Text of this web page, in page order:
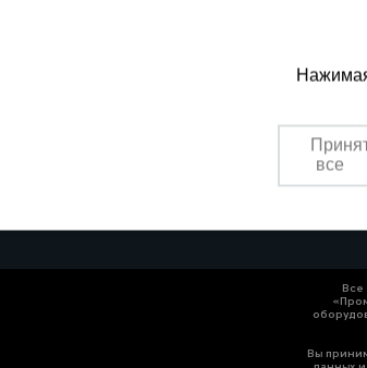
8 (800)
бесплатно по
Все
Вы
все